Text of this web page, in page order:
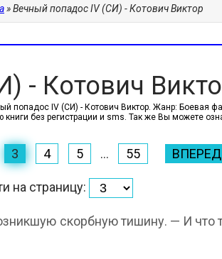
» Вечный попадос IV (СИ) - Котович Виктор
- Котович
попадос IV (СИ) - Котович Виктор. Жанр: Боевая
без регистрации и sms. Так же Вы можете
3 4 5 ... 55 ВПЕРЕД
на страницу:
скорбную тишину. — И что